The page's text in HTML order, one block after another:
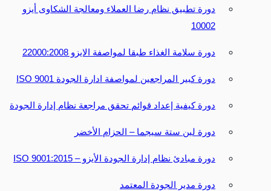
دورة تطبيق نظام رضا العملاء ومعالجة الشكاوى أيزو
10002
دورة سلامة الغذاء طبقا لمواصفة الايزو 22000:2008
دورة كبير المراجعين لمواصفة ادارة الجودة 9001 ISO
دورة كيفية إعداد قوائم تحقق مراجعة نظام إدارة الجودة
دورة لين ستة سيجما – الحزام الأخضر
دورة مبادئ نظام إدارة الجودة الأيزو – 9001:2015 ISO
دورة مدير الجودة المعتمد